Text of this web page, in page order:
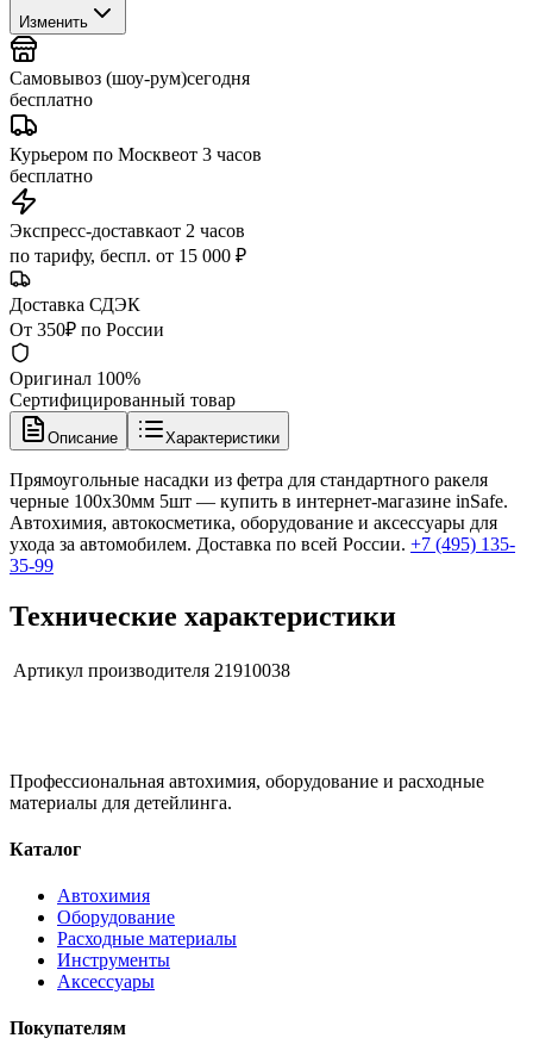
Изменить
Самовывоз (шоу-рум)сегодня
бесплатно
Курьером по Москвеот 3 часов
бесплатно
Экспресс-доставкаот 2 часов
по тарифу, беспл. от 15 000 ₽
Доставка СДЭК
От 350₽ по России
Оригинал 100%
Сертифицированный товар
Описание Характеристики
Прямоугольные насадки из фетра для стандартного ракеля
черные 100х30мм 5шт — купить в интернет-магазине inSafe.
Автохимия, автокосметика, оборудование и аксессуары для
ухода за автомобилем. Доставка по всей России. +7 (495) 135-
35-99
Технические характеристики
Артикул производителя 21910038
Профессиональная автохимия, оборудование и расходные
материалы для детейлинга.
Каталог
Автохимия
Оборудование
Расходные материалы
Инструменты
Аксессуары
Покупателям